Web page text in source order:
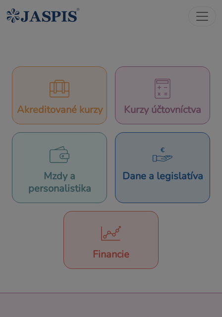
Akreditované kurzy Kurzy účtovníctva
Mzdy a
personalistika
Dane a legislatíva
Financie